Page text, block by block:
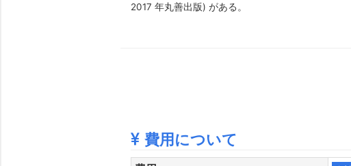
2017 年丸善出版) がある。
費用について